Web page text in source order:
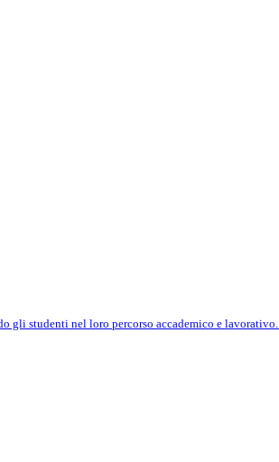
gli studenti nel loro percorso accademico e lavorativo.